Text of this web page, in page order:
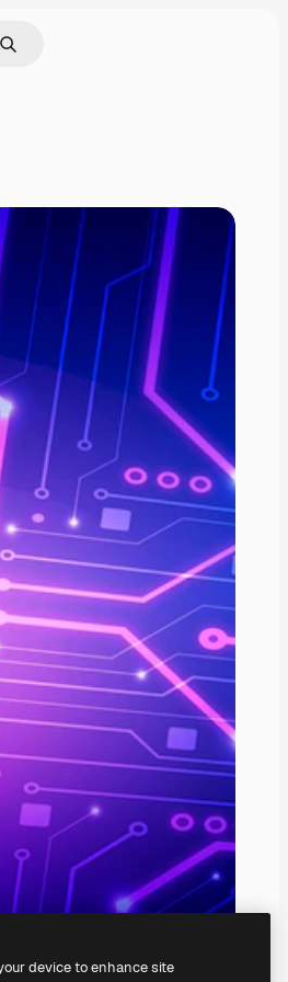
por imagen
Buscar
device to enhance site